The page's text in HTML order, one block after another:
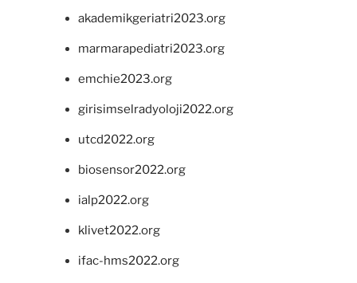
akademikgeriatri2023.org
marmarapediatri2023.org
emchie2023.org
girisimselradyoloji2022.org
utcd2022.org
biosensor2022.org
ialp2022.org
klivet2022.org
ifac-hms2022.org